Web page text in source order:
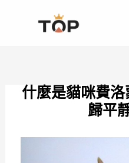
什麼是貓咪費
歸平